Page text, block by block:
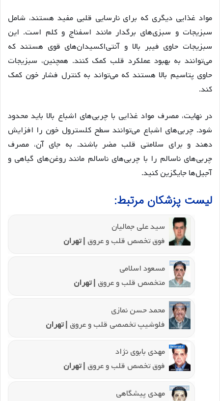
مواد غذایی دیگری که برای نارسایی قلبی مفید هستند، شامل
سبزیجات و سبزی‌های برگدار مانند اسفناج و کلم است. این
سبزیجات حاوی فیبر بالا و آنتی‌اکسیدان‌های قوی هستند که
می‌توانند به بهبود عملکرد قلب کمک کنند. همچنین، سبزیجات
حاوی پتاسیم بالا هستند که می‌تواند به کنترل فشار خون کمک
کند.
در نهایت، مصرف مواد غذایی با چربی‌های اشباع بالا باید محدود
شود. چربی‌های اشباع می‌توانند سطح کلسترول خون را افزایش
دهند و برای سلامتی قلب مضر باشند. به جای آن، مصرف
چربی‌های ناسالم را با چربی‌های ناسالم مانند روغن‌های گیاهی و
آجیل‌ها جایگزین کنید.
لیست پزشکان مرتبط:
سید علی جمالیان
فوق تخصص قلب و عروق | تهران
مسعود اسلامی
متخصص قلب و عروق | تهران
محمد حسن نمازی
فلوشیپ تخصصی قلب و عروق | تهران
مهدی بابوی نژاد
فوق تخصص قلب و عروق | تهران
مهدی پیشگاهی